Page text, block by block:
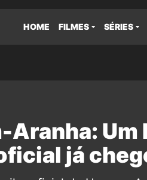
HOME FILMES SÉRIES
Aranha: Um
já